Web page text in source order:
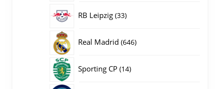
RB Leipzig 3333
Real Madrid 646646
Sporting CP 1414